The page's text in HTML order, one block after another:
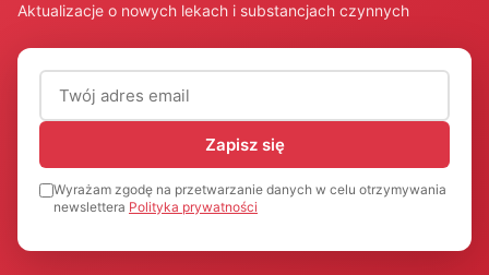
Aktualizacje o nowych lekach i substancjach czynnych
Adres email (wymagany)
Zapisz się
Wyrażam zgodę na przetwarzanie danych w celu otrzymywania
newslettera Polityka prywatności